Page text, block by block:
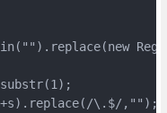
\.$/,"");